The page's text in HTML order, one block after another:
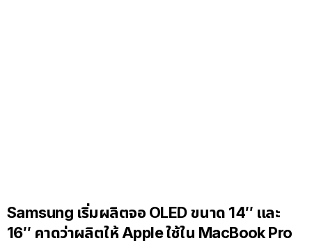
Samsung เริ่มผลิตจอ OLED ขนาด 14″ และ
16″ คาดว่าผลิตให้ Apple ใช้ใน MacBook Pro